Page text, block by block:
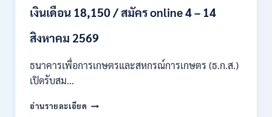
21780
ไม่
ผ่าน
กพ.
เงินเดือน 18,150 / สมัคร online 4 – 14
สิงหาคม 2569
ธนาคารเพื่อการเกษตรและสหกรณ์การเกษตร (ธ.ก.ส.)
เปิดรับสม…
อ่านรายละเอียด ธนาคาร